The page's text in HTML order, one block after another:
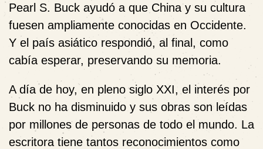
Pearl S. Buck ayudó a que China y su cultura
fuesen ampliamente conocidas en Occidente.
Y el país asiático respondió, al final, como
cabía esperar, preservando su memoria.
A día de hoy, en pleno siglo XXI, el interés por
Buck no ha disminuido y sus obras son leídas
por millones de personas de todo el mundo. La
escritora tiene tantos reconocimientos como